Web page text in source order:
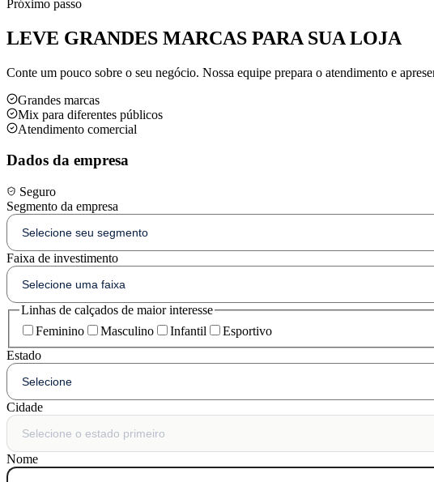
Próximo passo
LEVE GRANDES MARCAS PARA SUA LOJA
Conte um pouco sobre o seu negócio. Nossa equipe prepara o atendimento e
Grandes marcas
Mix para diferentes públicos
Atendimento comercial
Dados da empresa
Seguro
Segmento da empresa
Faixa de investimento
Linhas de calçados de maior interesse
Feminino
Masculino Infantil
Esportivo
Estado
Cidade
Nome